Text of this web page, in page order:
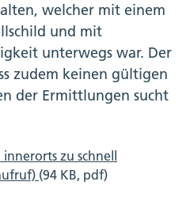
welcher mit einem
und mit
unterwegs war. Der
zudem keinen gültigen
der Ermittlungen sucht
zu schnell
(94 KB, pdf)